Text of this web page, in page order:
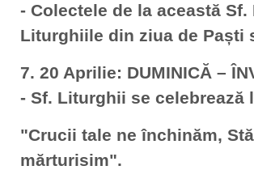
- Colectele de la această
Liturghiile din ziua de Paști
7. 20 Aprilie: DUMINICĂ –
- Sf. Liturghii se celebrează
"Crucii tale ne închinăm,
mărturisim".